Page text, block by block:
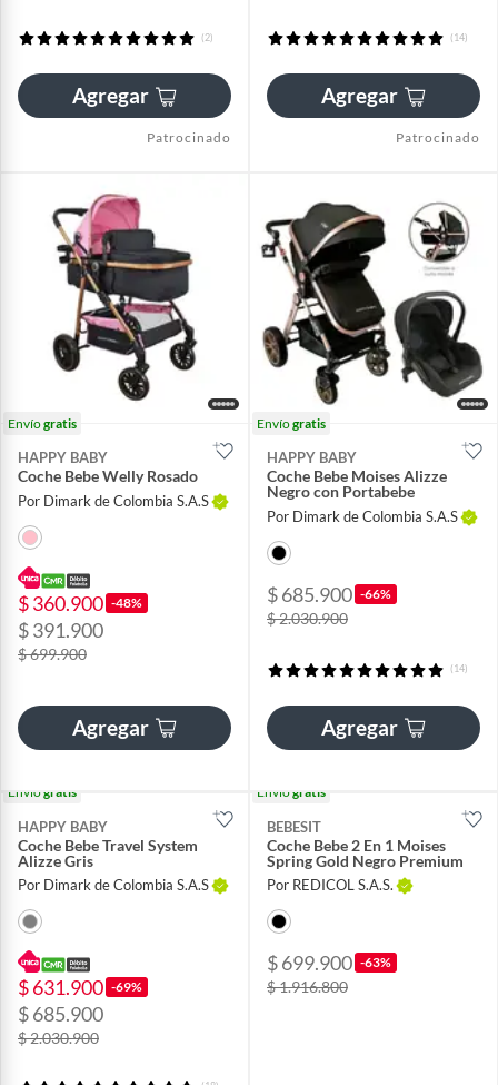
(2)
Agregar
Patrocinado
(14)
Agregar
Patrocinado
Envíogratis
HAPPY BABY
Coche Bebe Welly Rosado
Por Dimark de Colombia S.A.S
$ 360.900 -48%
$ 391.900
$ 699.900
Agregar
Envíogratis
HAPPY BABY
Coche Bebe Moises Alizze
Negro con Portabebe
Por Dimark de Colombia S.A.S
$ 685.900 -66%
$ 2.030.900
(14)
Agregar
Envíogratis
HAPPY BABY
Coche Bebe Travel System
Alizze Gris
Por Dimark de Colombia S.A.S
$ 631.900 -69%
$ 685.900
$ 2.030.900
Envíogratis
BEBESIT
Coche Bebe 2 En 1 Moises
Spring Gold Negro Premium
Por REDICOL S.A.S.
$ 699.900 -63%
$ 1.916.800